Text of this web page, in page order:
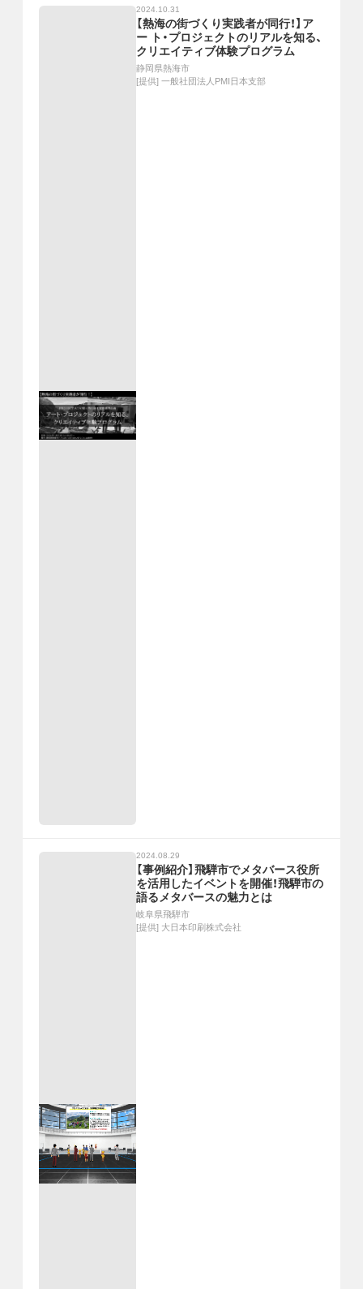
2024.10.31
【熱海の街づくり実践者が同行！】ア
ー ト・プロジェクトのリアルを知る、
クリエイティブ体験プログラム
静岡県熱海市
[提供] 一般社団法人PMI日本支部
2024.08.29
【事例紹介】飛騨市でメタバース役所
を活用したイベントを開催！飛騨市の
語るメタバースの魅力とは
岐阜県飛騨市
[提供] 大日本印刷株式会社